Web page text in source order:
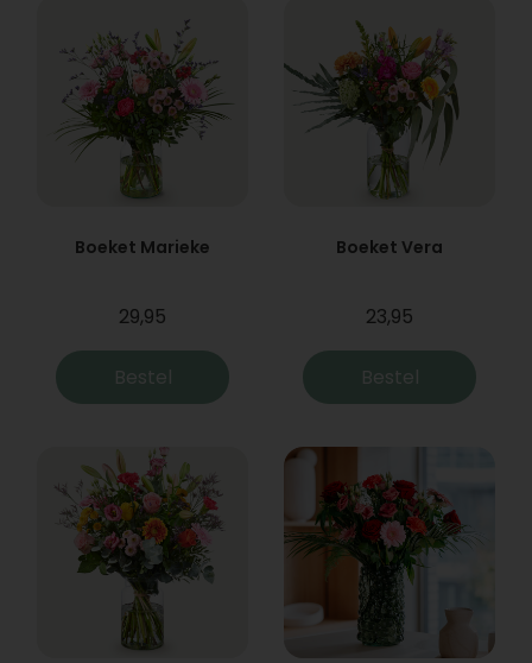
Boeket Marieke
29,95
Bestel
Boeket Vera
23,95
Bestel